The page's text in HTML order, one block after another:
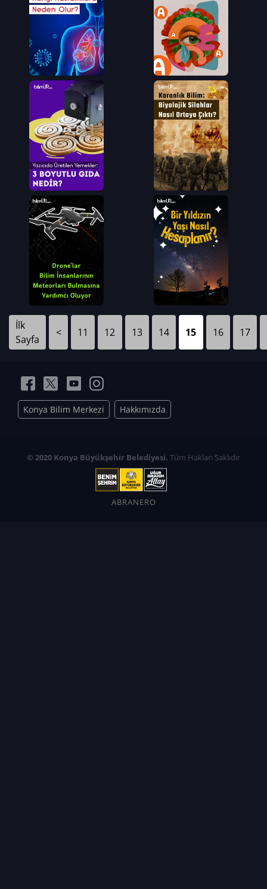
İlk
Sayfa
< 11 12 13 14 15 16 17
Konya Bilim Merkezi Hakkımızda
© 2020 Konya Büyükşehir Belediyesi. Tüm Hakları Saklıdır
ABRANERO